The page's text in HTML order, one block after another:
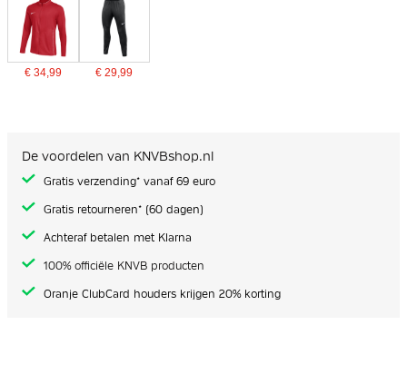
€ 34,99 € 29,99
De voordelen van KNVBshop.nl
Gratis verzending* vanaf 69 euro
Gratis retourneren* (60 dagen)
Achteraf betalen met Klarna
100% officiële KNVB producten
Oranje ClubCard houders krijgen 20% korting